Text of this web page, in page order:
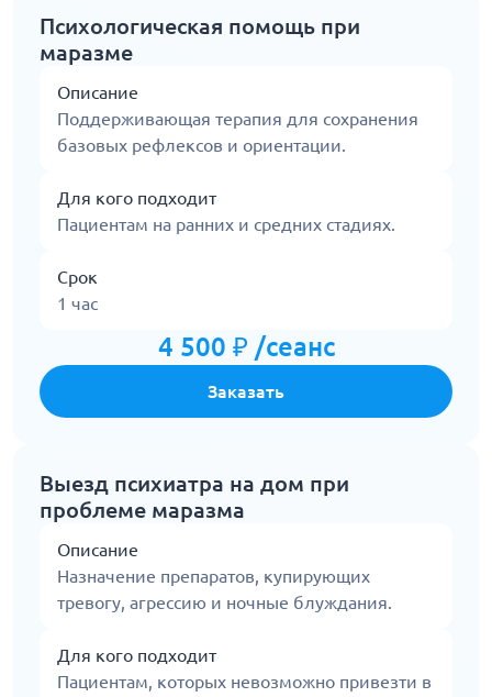
Психологическая помощь при
маразме
Описание
Поддерживающая терапия для сохранения
базовых рефлексов и ориентации.
Для кого подходит
Пациентам на ранних и средних стадиях.
Срок
1 час
4 500 ₽ /сеанс
Заказать
Выезд психиатра на дом при
проблеме маразма
Описание
Назначение препаратов, купирующих
тревогу, агрессию и ночные блуждания.
Для кого подходит
Пациентам, которых невозможно привезти в